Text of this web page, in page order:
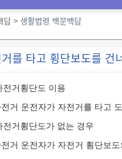
답 > 생활법령 백문백답
를 타고 횡단보도를 건
거횡단도 이용
전거 운전자가 자전거를 타고
거횡단도가 없는 경우
전거 운전자가 자전거 횡단보